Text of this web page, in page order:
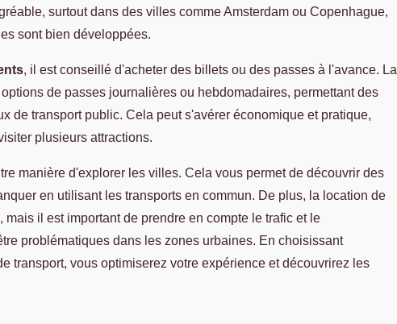
surtout dans des villes comme Amsterdam ou Copenhague,
sont bien développées.
, il est conseillé d'acheter des billets ou des passes à l'avance. La
de passes journalières ou hebdomadaires, permettant des
de transport public. Cela peut s'avérer économique et pratique,
plusieurs attractions.
manière d'explorer les villes. Cela vous permet de découvrir des
en utilisant les transports en commun. De plus, la location de
il est important de prendre en compte le trafic et le
problématiques dans les zones urbaines. En choisissant
transport, vous optimiserez votre expérience et découvrirez les